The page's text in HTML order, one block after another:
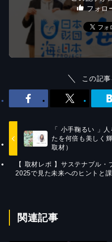
フォロ
この記
「 小手鞠るい 」
たを何倍も美しく
取材）
【 取材レポ 】サステナブル・
2025で見た未来へのヒントと
関連記事